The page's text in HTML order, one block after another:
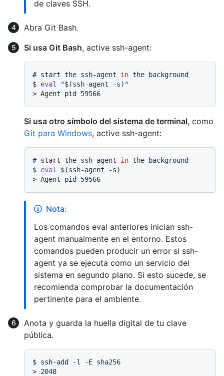
de claves SSH.
Abra Git Bash.
Si usa Git Bash, active ssh-agent:
# start the ssh-agent in the background
$ eval "$(ssh-agent -s) "
> Agent pid 59566
Si usa otro símbolo del sistema de terminal, como
Git para Windows, active ssh-agent:
# start the ssh-agent in the background
$ eval
$(ssh-agent -s)
> Agent pid 59566
Nota:
Los comandos eval anteriores inician ssh-
agent manualmente en el entorno. Estos
comandos pueden producir un error si ssh-
agent ya se ejecuta como un servicio del
sistema en segundo plano. Si esto sucede, se
recomienda comprobar la documentación
pertinente para el ambiente.
Anota y guarda la huella digital de tu clave
pública.
$ ssh-add -l -E sha256
> 2048